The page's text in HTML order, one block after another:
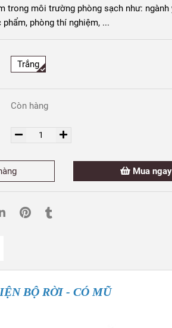
trong môi trường phòng sạch như: ngành
phòng thí nghiệm, ...
Trắng
Còn hàng
Mua ngay
BỘ RỜI - CÓ MŨ